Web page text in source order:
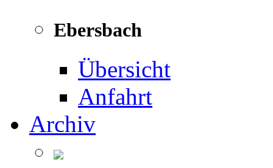
Ebersbach
Übersicht
Anfahrt
Archiv